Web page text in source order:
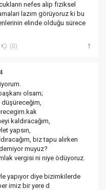
nefes alip fiziksel
lazım görüyoruz ki bu
elinde olduğu sürece
(0)
olsam;
düşüreceğim,
kaldıracağım,
yapsın,
biz tapu alırken
muyuz?
vergisi ni niye ödüyoruz.
yapıyor diye bizimkilerde
imiz bir yere d